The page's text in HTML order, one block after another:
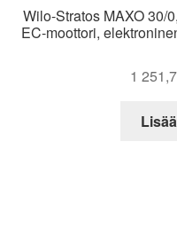
Wilo-Stratos MAXO 30/
EC-moottori,
1